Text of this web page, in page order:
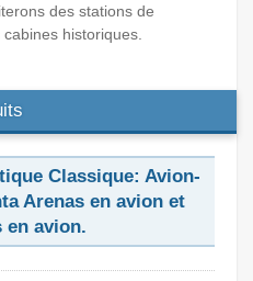
des stations de
historiques.
Classique: Avion-
Arenas en avion et
en avion.